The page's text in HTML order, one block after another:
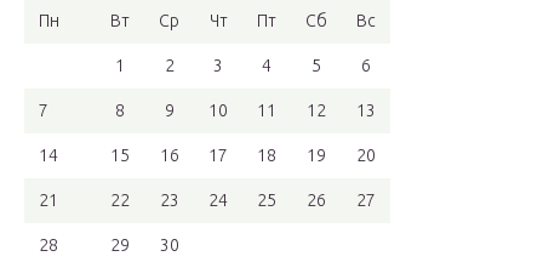
Пн Вт Ср Чт Пт Сб Вс
1 2 3 4 5 6
7 8 9 10 11 12 13
14 15 16 17 18 19 20
21 22 23 24 25 26 27
28 29 30